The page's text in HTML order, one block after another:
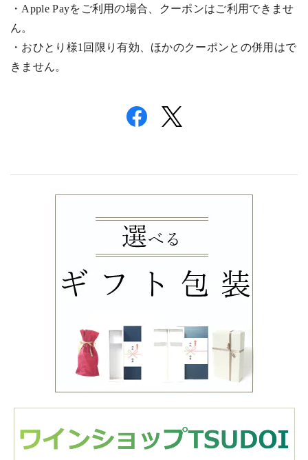
・ Apple Payをご利用の場合、クーポンはご利用できませ
ん。
・おひとり様1 回限り有効、ほかのクーポンとの併用はで
きません。